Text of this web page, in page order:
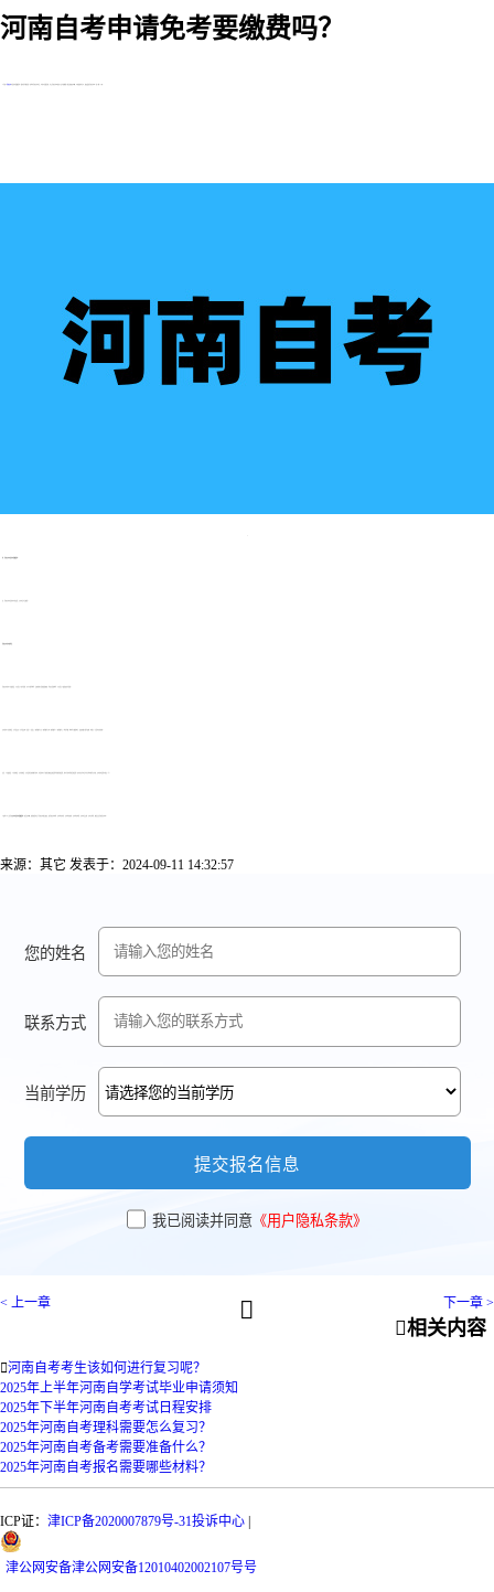
河南自考申请免考要缴费吗？
来源：其它 发表于：2024-09-11 14:32:57
您的姓名
联系方式
当前学历
提交报名信息
我已阅读并同意 《用户隐私条款》
< 上一章  下一章 >
相关内容
河南自考考生该如何进行复习呢？
2025年上半年河南自学考试毕业申请须知
2025年下半年河南自考考试日程安排
2025年河南自考理科需要怎么复习？
2025年河南自考备考需要准备什么？
2025年河南自考报名需要哪些材料？
ICP证： 津ICP备2020007879号-31投诉中心
津公网安备津公网安备12010402002107号号